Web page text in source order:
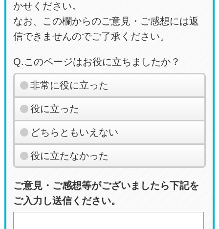
かせください。
なお、この欄からのご意見・ご感想には返
信できませんのでご了承ください。
Q.このページはお役に立ちましたか？
非常に役に立った
役に立った
どちらともいえない
役に立たなかった
ご意見・ご感想等がございましたら下記を
ご入力し送信ください。